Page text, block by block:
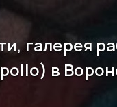
галерея
в